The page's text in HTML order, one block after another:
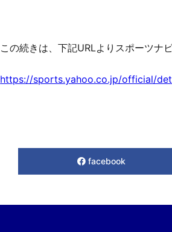
この続きは、下記URLよりスポーツナ
https://sports.yahoo.co.jp/official/
facebook